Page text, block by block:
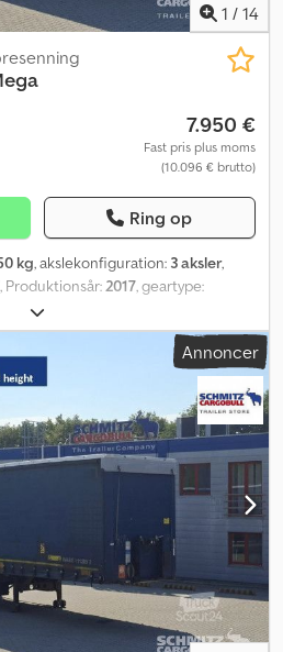
1 / 14
7.950 €
Fast pris plus moms
(10.096 € brutto)
Ring op
kg, akslekonfiguration: 3 aksler,
, Produktionsår: 2017 , geartype:
kg. Se en oversigt over alle
hjemmeside. Har du brug for
finansieringsløsninger,
Vi står gerne til
Dcsdpfxjztgzxe Am Ajk
Annoncer